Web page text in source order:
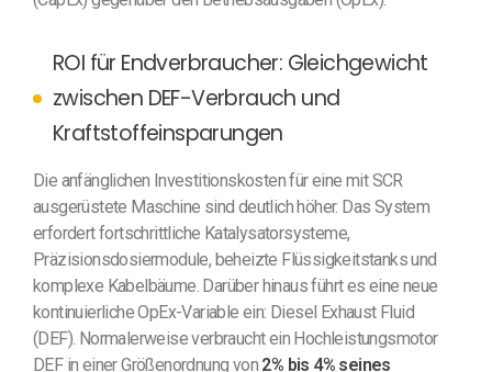
ROI für Endverbraucher: Gleichgewicht
zwischen DEF-Verbrauch und
Kraftstoffeinsparungen
Die anfänglichen Investitionskosten für eine mit SCR
ausgerüstete Maschine sind deutlich höher. Das System
erfordert fortschrittliche Katalysatorsysteme,
Präzisionsdosiermodule, beheizte Flüssigkeitstanks und
komplexe Kabelbäume. Darüber hinaus führt es eine neue
kontinuierliche OpEx-Variable ein: Diesel Exhaust Fluid
(DEF). Normalerweise verbraucht ein Hochleistungsmotor
DEF in einer Größenordnung von 2% bis 4% seines